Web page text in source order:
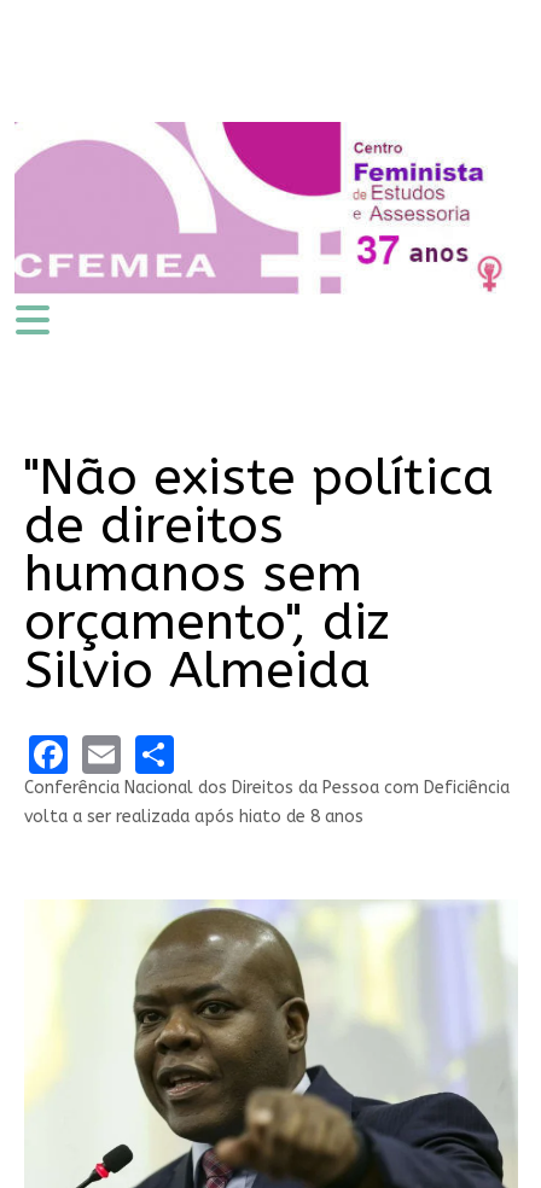
"Não existe política
de direitos
humanos sem
orçamento", diz
Silvio Almeida
Facebook
EmailShare
Conferência Nacional dos Direitos da Pessoa com Deficiência
volta a ser realizada após hiato de 8 anos